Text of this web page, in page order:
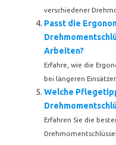
verschiedener
Passt die
Arbeiten?
Erfahre, wie die
bei längeren
Welche
Erfahren Sie die